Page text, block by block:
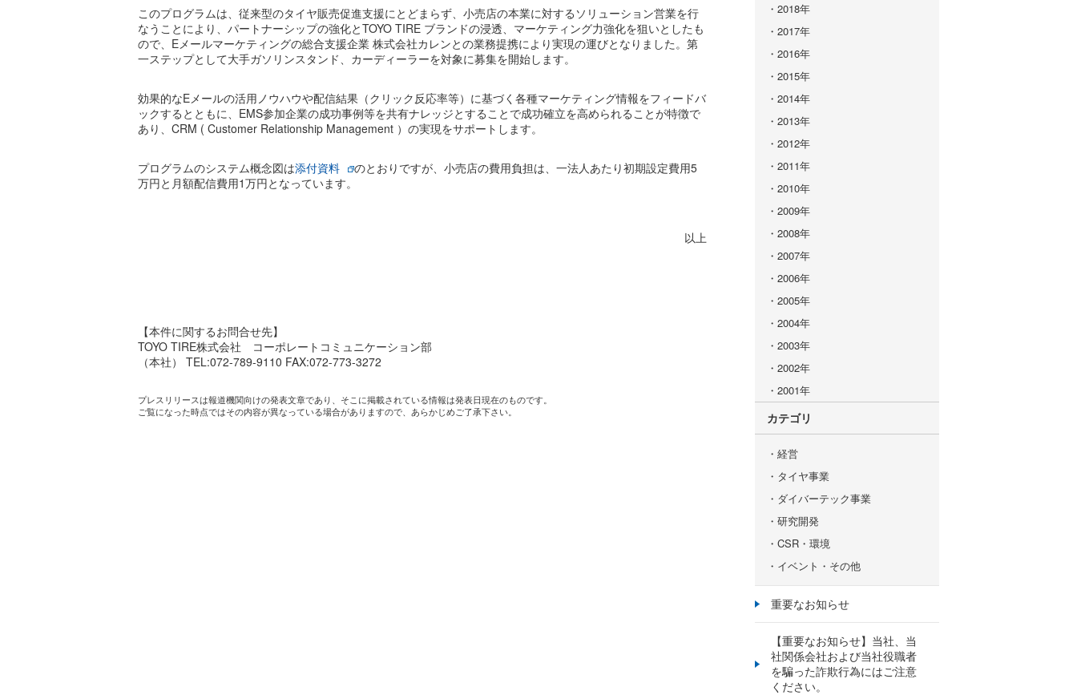
このプログラムは、従来型のタイヤ販売促進支援にとどまらず、小売店の本業に対するソリューション営業を行
なうことにより、パートナーシップの強化とTOYO TIRE ブランドの浸透、マーケティング力強化を狙いとしたも
ので、Eメールマーケティングの総合支援企業 株式会社カレンとの業務提携により実現の運びとなりました。第
一ステップとして大手ガソリンスタンド、カーディーラーを対象に募集を開始します。
効果的なEメールの活用ノウハウや配信結果（クリック反応率等）に基づく各種マーケティング情報をフィードバ
ックするとともに、EMS参加企業の成功事例等を共有ナレッジとすることで成功確立を高められることが特徴で
あり、CRM ( Customer Relationship Management ）の実現をサポートします。
プログラムのシステム概念図は添付資料
のとおりですが、小売店の費用負担は、一法人あたり初期設定費用5
万円と月額配信費用1万円となっています。
以上
【本件に関するお問合せ先】
TOYO TIRE株式会社 コーポレートコミュニケーション部
（本社） TEL:072-789-9110 FAX:072-773-3272
プレスリリースは報道機関向けの発表文章であり、そこに掲載されている情報は発表日現在のものです。
ご覧になった時点ではその内容が異なっている場合がありますので、あらかじめご了承下さい。
2018年
2017年
2016年
2015年
2014年
2013年
2012年
2011年
2010年
2009年
2008年
2007年
2006年
2005年
2004年
2003年
2002年
2001年
カテゴリ
経営
タイヤ事業
ダイバーテック事業
研究開発
CSR・環境
イベント・その他
重要なお知らせ
【重要なお知らせ】当社、当
社関係会社および当社役職者
を騙った詐欺行為にはご注意
ください。